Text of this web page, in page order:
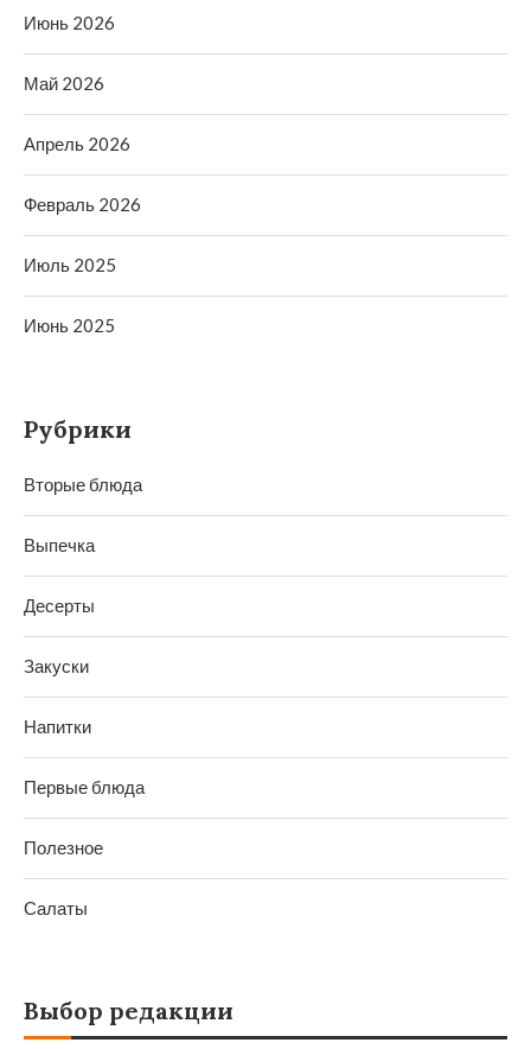
Июнь 2026
Май 2026
Апрель 2026
Февраль 2026
Июль 2025
Июнь 2025
Рубрики
Вторые блюда
Выпечка
Десерты
Закуски
Напитки
Первые блюда
Полезное
Салаты
Выбор редакции